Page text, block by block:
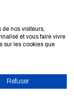
de nos visiteurs,
et vous faire vivre
sur les cookies que
Refuser